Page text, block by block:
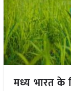
मध्य भारत